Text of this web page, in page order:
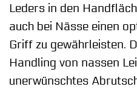
Leders in den
auch bei Nässe einen
Griff zu gewährleisten.
Handling von nassen
unerwünschtes